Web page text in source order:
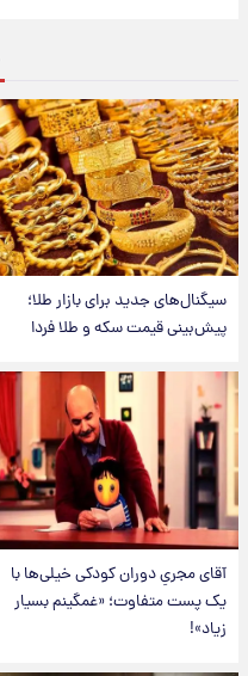
سیگنال‌های جدید برای بازار طلا؛
پیش‌بینی قیمت سکه و طلا فردا
آقای مجریِ دوران کودکی خیلی‌ها با
یک پست متفاوت؛ «غمگینم بسیار
زیاد»!